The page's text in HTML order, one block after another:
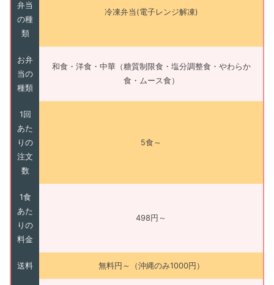
弁当
の種
類
冷凍弁当(電子レンジ解凍)
お弁
当の
種類
和食・洋食・中華（糖質制限食・塩分調整食・やわらか
食・ムース食）
1回
あた
りの
注文
数
5食～
1食
あた
りの
料金
498円～
送料 無料円～（沖縄のみ1000円）